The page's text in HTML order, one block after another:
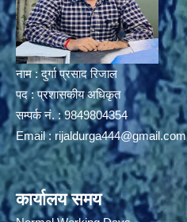
नाम : दुर्गा प्रसाद रिजाल
पद : प्रशासकीय अधिकृत
सम्पर्क नं. : 9849804354
Email : rijaldurga444@gmail.com
कार्यालय समय